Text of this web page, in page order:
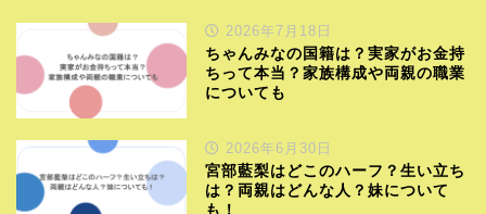
2026年7月18日
ちゃんみなの国籍は？実家がお金持
ちって本当？家族構成や両親の職業
についても
2026年6月30日
宮部藍梨はどこのハーフ？生い立ち
は？両親はどんな人？妹について
も！